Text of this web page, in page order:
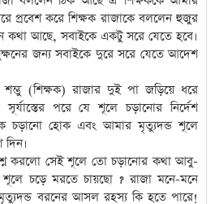
প্রবেশ করে শিক্ষক রাজাকে বললেন হুজুর
আছে, সবাইকে একটু সরে যেতে হবে।
জন্য সবাইকে দুরে সরে যেতে আদেশ
(শিক্ষক) রাজার দুই পা জড়িয়ে ধরে
পরে যে শূলে চড়ানোর নির্দেশ
চড়ানো হোক এবং আমার মৃত্যুদন্ড শূলে
করলো সেই শূলে তো চড়ানোর কথা আবু-
চড়ে মরতে চায়ছো ? রাজা মনে-মনে
বরনের আসল রহস্য কি হতে পারে!